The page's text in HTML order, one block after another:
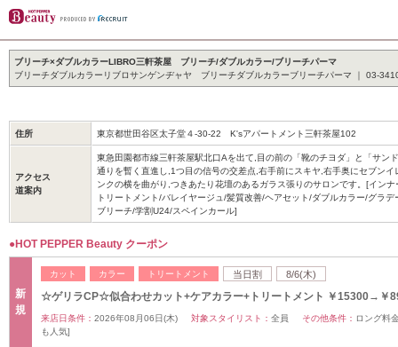
ブリーチ×ダブルカラーLIBRO三軒茶屋 ブリーチ/ダブルカラー/ブリーチパーマ
ブリーチダブルカラーリブロサンゲンヂャヤ ブリーチダブルカラーブリーチパーマ ｜ 03-
住所 東京都世田谷区太子堂４-30-22 K'sアパートメント三軒茶屋102
アクセス
道案内
東急田園都市線三軒茶屋駅北口Aを出て,目の前の「靴のチヨダ」と「サン
通りを暫く直進し,1つ目の信号の交差点,右手前にスキヤ,右手奥にセブンイ
ンクの横を曲がり,つきあたり花壇のあるガラス張りのサロンです。[イン
トリートメント/バレイヤージュ/髪質改善/ヘアセット/ダブルカラー/グラ
ブリーチ/学割U24/スペインカール]
●HOT PEPPER Beauty クーポン
新
規
カット カラー トリートメント 当日割 8/6(木)
☆ゲリラCP☆似合わせカット+ケアカラー+トリートメント ￥15300→￥
来店日条件： 2026年08月06日(木) 対象スタイリスト： 全員 その他条件： ロング料
も人気]